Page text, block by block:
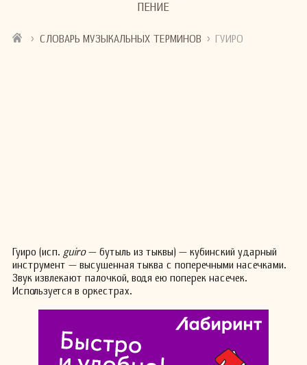
ПЕНИЕ
› СЛОВАРЬ МУЗЫКАЛЬНЫХ ТЕРМИНОВ › ГУИРО
Гуиро (исп. guiro— бутыль из тыквы) — кубинский ударный
инструмент — высушенная тыква с поперечными насечками.
Звук извлекают палочкой, водя ею поперек насечек.
Используется в оркестрах.